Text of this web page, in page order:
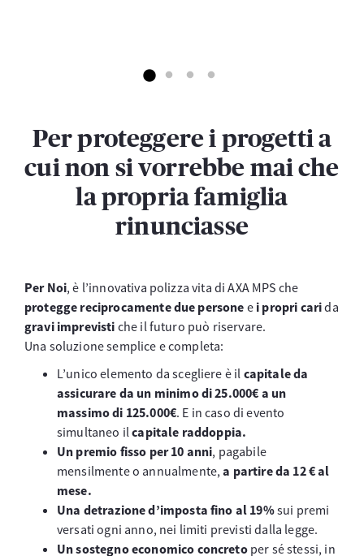
Per proteggere i progetti a
cui non si vorrebbe mai che
la propria famiglia
rinunciasse
Per Noi, è l’innovativa polizza vita di AXA MPS che
protegge reciprocamente due persone e i propri carida
gravi imprevisti che il futuro può riservare.
Una soluzione semplice e completa:
L’unico elemento da scegliere è il capitale da
assicurare da un minimo di 25.000€ a un
massimo di 125.000€. E in caso di evento
simultaneo ilcapitale raddoppia.
Un premio fisso per 10 anni, pagabile
mensilmente o annualmente,a partire da 12 € al
mese.
Una detrazione d’imposta fino al 19%sui premi
versati ogni anno, nei limiti previsti dalla legge.
Un sostegno economico concretoper sé stessi, in